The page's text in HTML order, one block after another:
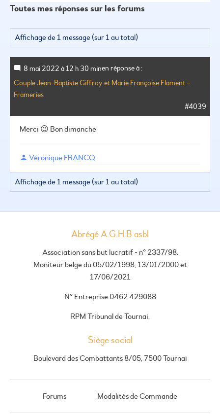
Toutes mes réponses sur les forums
Affichage de 1 message (sur 1 au total)
8 mai 2022 à 12 h 30 minen réponse à :
Couple Jean-Baptiste Giffroy et Marie Françoise Flament –
Frameries
#4039
Véronique FRANCQ
Merci 😉 Bon dimanche
Affichage de 1 message (sur 1 au total)
Abrégé A.G.H.B asbl
Association sans but lucratif - n° 2337/98.
Moniteur belge du 05/02/1998, 13/01/2000 et
17/06/2021
N° Entreprise 0462 429088
RPM Tribunal de Tournai,
Siège social
Boulevard des Combattants 8/05, 7500 Tournai
Forums Modalités de Commande